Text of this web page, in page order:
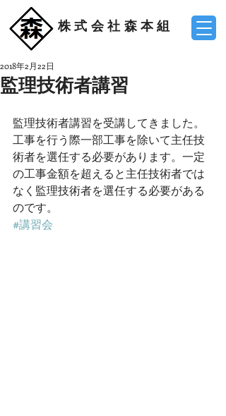
株式会社森本組
監理技術者講習
2018年2月22日
監理技術者講習を受講してきました。
工事を行う際一部工事を除いて主任技
術者を選任する必要があります。一定
の工事金額を超えると主任技術者では
なく監理技術者を選任する必要がある
のです。
#講習会